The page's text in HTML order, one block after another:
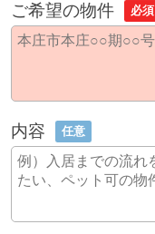
ご希望の物件 必須
内容 任意